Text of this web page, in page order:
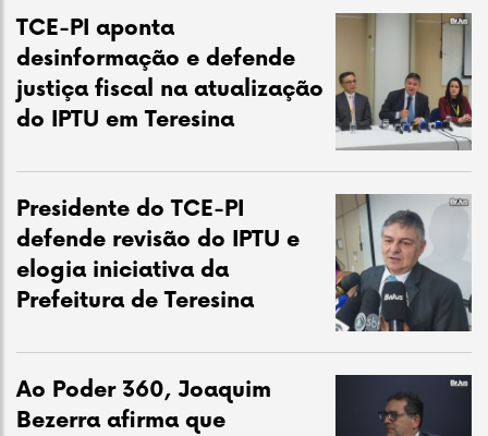
TCE-PI aponta
desinformação e defende
justiça fiscal na atualização
do IPTU em Teresina
Presidente do TCE-PI
defende revisão do IPTU e
elogia iniciativa da
Prefeitura de Teresina
Ao Poder 360, Joaquim
Bezerra afirma que